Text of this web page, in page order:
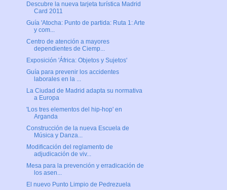
Descubre la nueva tarjeta turística Madrid
Card 2011
Guía 'Atocha: Punto de partida: Ruta 1: Arte
y com...
Centro de atención a mayores
dependientes de Ciemp...
Exposición 'África: Objetos y Sujetos'
Guía para prevenir los accidentes
laborales en la ...
La Ciudad de Madrid adapta su normativa
a Europa
'Los tres elementos del hip-hop' en
Arganda
Construcción de la nueva Escuela de
Música y Danza...
Modificación del reglamento de
adjudicación de viv...
Mesa para la prevención y erradicación de
los asen...
El nuevo Punto Limpio de Pedrezuela